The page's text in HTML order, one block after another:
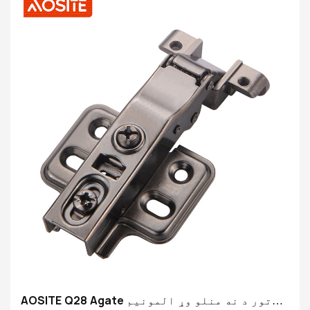
AOSITE Q28 Agate تور د نه منلو وړ المونیم